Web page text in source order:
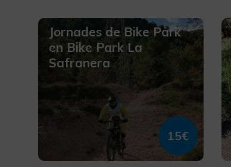
Jornades de Bike Park
en Bike Park La
Safranera
15€